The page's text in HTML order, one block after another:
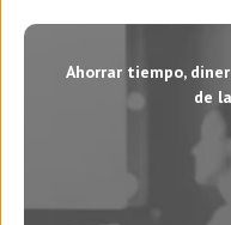
Ahorrar tiempo,
de